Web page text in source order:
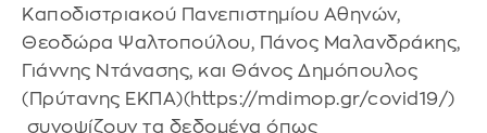
Καποδιστριακού Πανεπιστημίου Αθηνών,
Θεοδώρα Ψαλτοπούλου, Πάνος Μαλανδράκης,
Γιάννης Ντάνασης, και Θάνος Δημόπουλος
(Πρύτανης ΕΚΠΑ)(https://mdimop.gr/covid19/)
συνοψίζουν τα δεδομένα όπως